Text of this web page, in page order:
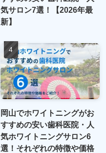
気サロン7選！【2026年最
新】
岡山でホワイトニングがお
すすめの安い歯科医院・人
気ホワイトニングサロン6
選！それぞれの特徴や価格